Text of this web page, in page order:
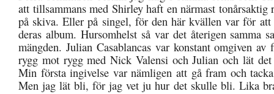
att tillsammans med Shirley haft en närmast
på skiva. Eller på singel, för den här kvällen var för att
deras album. Hursomhelst så var det återigen samma
mängden. Julian Casablancas var konstant omgiven av
rygg mot rygg med Nick Valensi och Julian och lät
Min första ingivelse var nämligen att gå fram och
Men jag lät bli, för jag vet ju hur det skulle bli. Lika